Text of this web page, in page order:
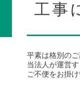
工事
平素は格別の
当法人が運営
ご不便をお掛